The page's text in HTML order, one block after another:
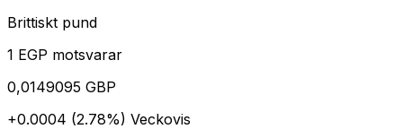
Brittiskt pund
1 EGP motsvarar
0,0149095 GBP
+0.0004 (2.78%) Veckovis